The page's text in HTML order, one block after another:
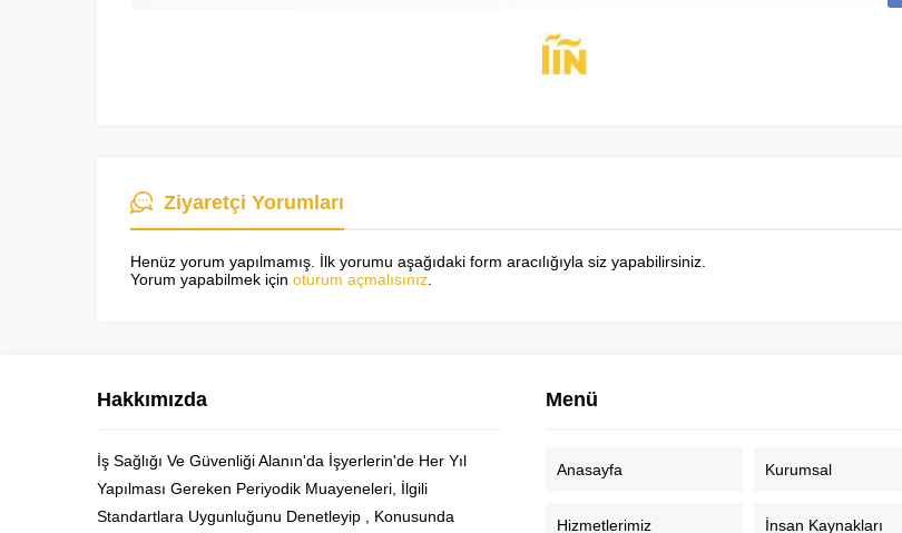
Ziyaretçi Yorumları
Henüz yorum yapılmamış. İlk yorumu aşağıdaki form aracılığıyla siz yapabilirsiniz.
Yorum yapabilmek için oturum açmalısınız
Hakkımızda
İş Sağlığı Ve Güvenliği Alanın'da İşyerlerin'de Her Yıl
Yapılması Gereken Periyodik Muayeneleri, İlgili
Standartlara Uygunluğunu Denetleyip , Konusunda
Menü
Anasayfa Kurumsal
Hizmetlerimiz İnsan Kaynakları
Cüneyt Bey